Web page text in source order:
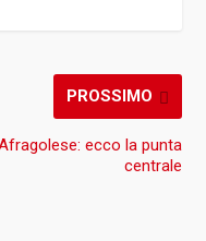
PROSSIMO
Afragolese: ecco la punta
centrale